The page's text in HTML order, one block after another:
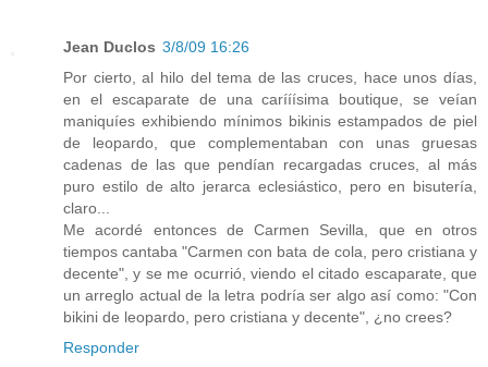
Jean Duclos 3/8/09 16:26
Por cierto, al hilo del tema de las cruces, hace unos días,
en el escaparate de una carííísima boutique, se veían
maniquíes exhibiendo mínimos bikinis estampados de piel
de leopardo, que complementaban con unas gruesas
cadenas de las que pendían recargadas cruces, al más
puro estilo de alto jerarca eclesiástico, pero en bisutería,
claro...
Me acordé entonces de Carmen Sevilla, que en otros
tiempos cantaba "Carmen con bata de cola, pero cristiana y
decente", y se me ocurrió, viendo el citado escaparate, que
un arreglo actual de la letra podría ser algo así como: "Con
bikini de leopardo, pero cristiana y decente", ¿no crees?
Responder